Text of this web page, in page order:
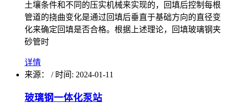
土壤条件和不同的压实机械来实现的，回填后控制每根
管道的挠曲变化是通过回填后垂直于基础方向的直径变
化来确定回填是否合格。根据上述理论，回填玻璃钢夹
砂管时
详情
来源：
/ 时间: 2024-01-11
玻璃钢一体化泵站